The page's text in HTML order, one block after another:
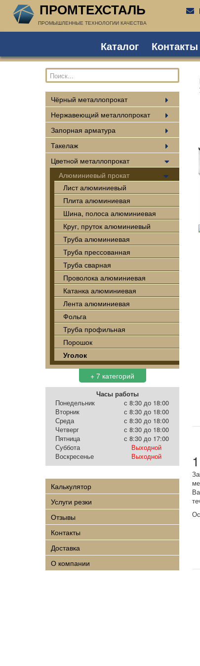
ПРОМТЕХСТАЛЬ
ПРОМЫШЛЕННЫЕ ТЕХНОЛОГИИ КАЧЕСТВА
Каталог Контакты
Чёрный металлопрокат
Нержавеющий металлопрокат
Запорная арматура
Такелаж
Цветной металлопрокат
Алюминиевый прокат
Лист алюминиевый
Плита алюминиевая
Шина, полоса алюминиевая
Круг, пруток алюминиевый
Труба алюминиевая
Труба прессованная
Труба сварная
Проволока алюминиевая
Катанка алюминиевая
Лента алюминиевая
Фольга
Труба профильная
Порошок
Уголок
+ 7 категорий
Часы работы
Понедельник
с 8:30 до 18:00
Вторник
с 8:30 до 18:00
Среда
с 8:30 до 18:00
Четверг
с 8:30 до 18:00
Пятница
с 8:30 до 17:00
Суббота
Выходной
Воскресенье
Выходной
Калькулятор
Услуги резки
Отзывы
Контакты
Доставка
О компании
1